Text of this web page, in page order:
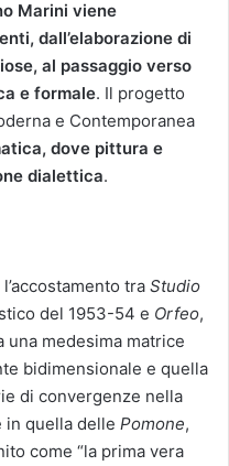
Marini viene
dall’elaborazione di
al passaggio verso
e formale. Il progetto
e Contemporanea
dove pittura e
dialettica.
tra Studio
del 1953-54 e Orfeo,
una medesima matrice
bidimensionale e quella
di convergenze nella
in quella delle Pomone,
come “la prima vera